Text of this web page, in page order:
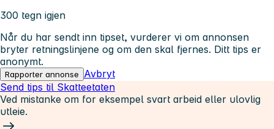
300 tegn igjen
Når du har sendt inn tipset, vurderer vi om annonsen
bryter retningslinjene og om den skal fjernes. Ditt tips er
anonymt.
Rapporter annonse
Avbryt
Send tips til Skatteetaten
Ved mistanke om for eksempel svart arbeid eller ulovlig
utleie.